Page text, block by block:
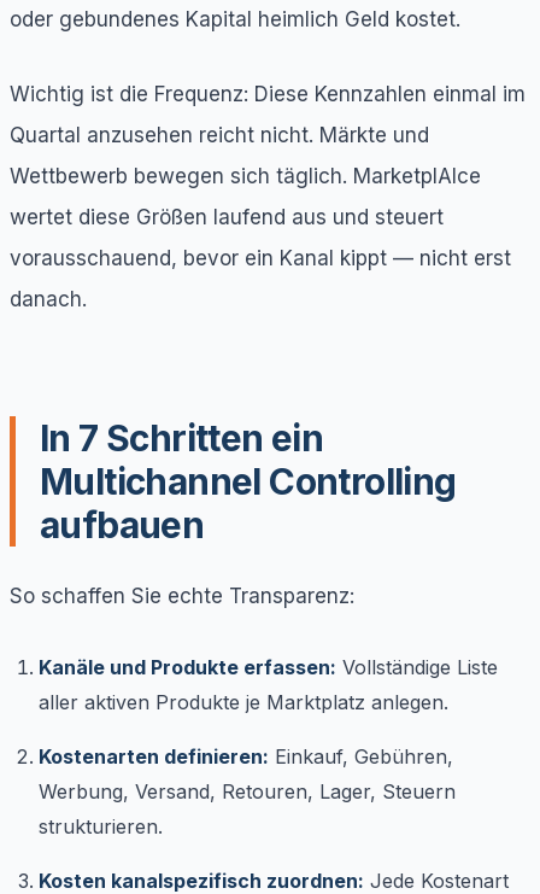
oder gebundenes Kapital heimlich Geld kostet.
Wichtig ist die Frequenz: Diese Kennzahlen einmal im
Quartal anzusehen reicht nicht. Märkte und
Wettbewerb bewegen sich täglich. MarketplAIce
wertet diese Größen laufend aus und steuert
vorausschauend, bevor ein Kanal kippt — nicht erst
danach.
In 7 Schritten ein
Multichannel Controlling
aufbauen
So schaffen Sie echte Transparenz:
Kanäle und Produkte erfassen: Vollständige Liste
aller aktiven Produkte je Marktplatz anlegen.
Kostenarten definieren: Einkauf, Gebühren,
Werbung, Versand, Retouren, Lager, Steuern
strukturieren.
Kosten kanalspezifisch zuordnen: Jede Kostenart